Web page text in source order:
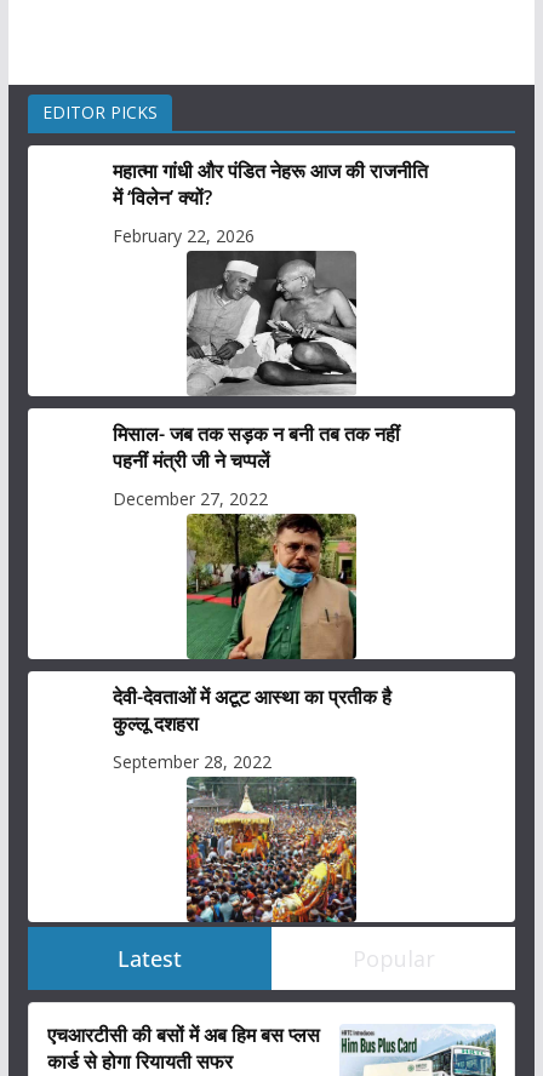
EDITOR PICKS
महात्मा गांधी और पंडित नेहरू आज की राजनीति
में ‘विलेन’ क्यों?
February 22, 2026
मिसाल- जब तक सड़क न बनी तब तक नहीं
पहनीं मंत्री जी ने चप्पलें
December 27, 2022
देवी-देवताओं में अटूट आस्था का प्रतीक है
कुल्लू दशहरा
September 28, 2022
Latest Popular
एचआरटीसी की बसों में अब हिम बस प्लस
कार्ड से होगा रियायती सफर